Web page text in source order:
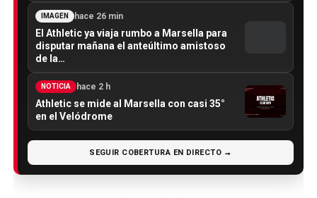
IMAGEN hace 26 min
El Athletic ya viaja rumbo a Marsella para
disputar mañana el anteúltimo amistoso
de la…
NOTICIA hace 2 h
Athletic se mide al Marsella con casi 35°
en el Velódrome
SEGUIR COBERTURA EN DIRECTO →